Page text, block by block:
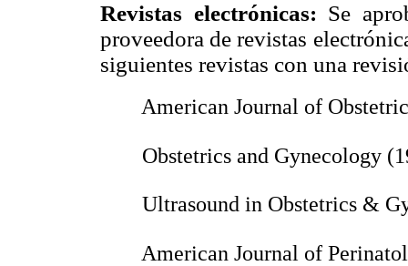
Revistas electrónicas: Se
proveedora de revistas
siguientes revistas con una
 American Journal of
 Obstetrics and Gynecology
 Ultrasound in Obstetrics &
 American Journal of